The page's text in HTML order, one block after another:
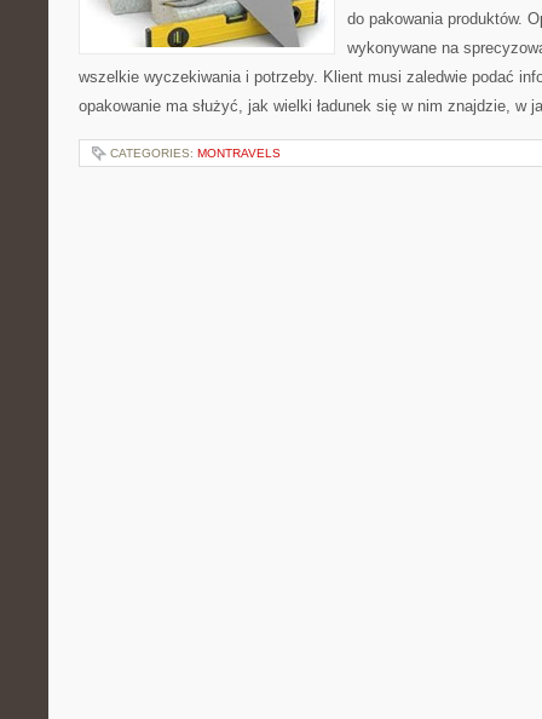
do pakowania produktów.
wykonywane na
wszelkie wyczekiwania i potrzeby. Klient musi zaledwie podać
opakowanie ma służyć, jak wielki ładunek się w nim znajdzie, w
CATEGORIES: MONTRAVELS